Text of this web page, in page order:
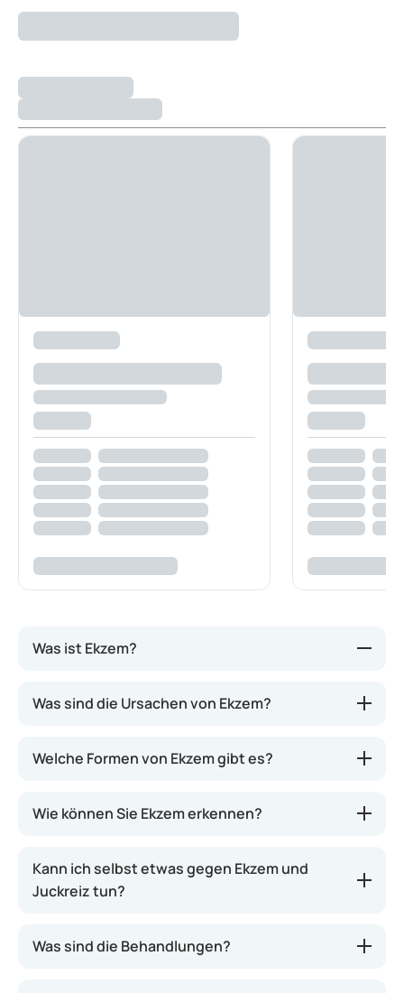
Was ist Ekzem?
Hauterkrankung, die durch eine
Dadurch entstehen rote, schuppende Areale,
Mitunter ist der Ausschlag auch nässend. Ekzem
Was sind die Ursachen von Ekzem?
Welche Formen von Ekzem gibt es?
Wie können Sie Ekzem erkennen?
Kann ich selbst etwas gegen Ekzem und
Juckreiz tun?
Was sind die Behandlungen?